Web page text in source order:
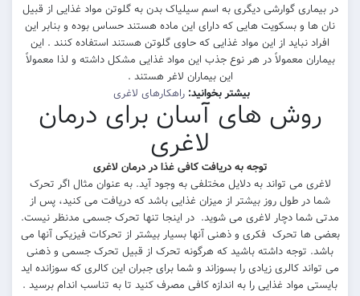
گوارشی دیگری به اسم سیلیاک بدن به گلوتن مواد غذایی از قبیل
و بسکویت هایی که دارای این ماده هستند حساس بوده و بنابر این
نباید از این مواد غذایی که حاوی گلوتن هستند استفاده کنند . این
معمولاً در هر نوع جذب این مواد غذایی مشکل داشته و لذا معمولاً
این بیماران لاغر هستند .
بیشتر بخوانید:راهکارهای لاغری
های آسان برای درمان
لاغری
توجه به دریافت کافی غذا در درمان لاغری
می تواند به دلایل مختلفی به وجود آید. به عنوان مثال اگر تحرک
طول روز بیشتر از میزان غذایی باشد که دریافت می کنید، پس از
دچار لاغری می شوید. در اینجا تنها تحرک جسمی مدنظر نیست.
تحرک فکری و ذهنی آنها بسیار بیشتر از تحرکات فیزیکی آنها می
توجه داشته باشید که هرگونه تحرک از قبیل تحرک جسمی و ذهنی
کالری زیادی را بسوزاند و شما برای جبران این کالری که سوزانده اید
مواد غذایی را به اندازه کافی مصرف کنید تا به تناسب اندام برسید .